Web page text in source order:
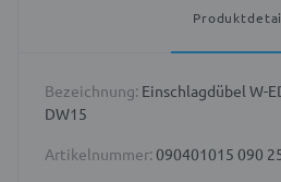
Bezeichnung: Einschlagdübel W-
DW15
Artikelnummer: 090401015 090